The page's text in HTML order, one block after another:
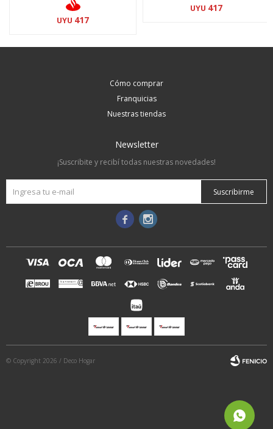
UYU 417
UYU 417
Cómo comprar
Franquicias
Nuestras tiendas
Newsletter
¡Suscribite y recibí todas nuestras novedades!
Suscribirme
 
© Copyright 2026 / Deco Hogar